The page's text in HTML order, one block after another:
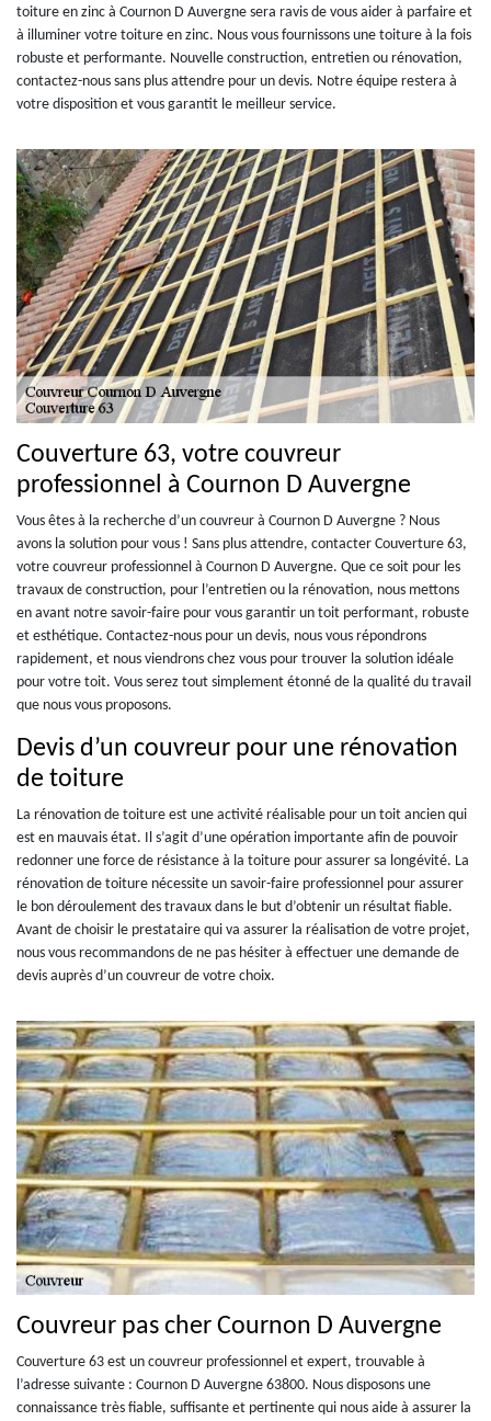
toiture en zinc à Cournon D Auvergne sera ravis de vous aider à parfaire et
à illuminer votre toiture en zinc. Nous vous fournissons une toiture à la fois
robuste et performante. Nouvelle construction, entretien ou rénovation,
contactez-nous sans plus attendre pour un devis. Notre équipe restera à
votre disposition et vous garantit le meilleur service.
Couverture 63, votre couvreur
professionnel à Cournon D Auvergne
Vous êtes à la recherche d’un couvreur à Cournon D Auvergne ? Nous
avons la solution pour vous ! Sans plus attendre, contacter Couverture 63,
votre couvreur professionnel à Cournon D Auvergne. Que ce soit pour les
travaux de construction, pour l’entretien ou la rénovation, nous mettons
en avant notre savoir-faire pour vous garantir un toit performant, robuste
et esthétique. Contactez-nous pour un devis, nous vous répondrons
rapidement, et nous viendrons chez vous pour trouver la solution idéale
pour votre toit. Vous serez tout simplement étonné de la qualité du travail
que nous vous proposons.
Devis d’un couvreur pour une rénovation
de toiture
La rénovation de toiture est une activité réalisable pour un toit ancien qui
est en mauvais état. Il s’agit d’une opération importante afin de pouvoir
redonner une force de résistance à la toiture pour assurer sa longévité. La
rénovation de toiture nécessite un savoir-faire professionnel pour assurer
le bon déroulement des travaux dans le but d’obtenir un résultat fiable.
Avant de choisir le prestataire qui va assurer la réalisation de votre projet,
nous vous recommandons de ne pas hésiter à effectuer une demande de
devis auprès d’un couvreur de votre choix.
Couvreur pas cher Cournon D Auvergne
Couverture 63 est un couvreur professionnel et expert, trouvable à
l’adresse suivante : Cournon D Auvergne 63800. Nous disposons une
connaissance très fiable, suffisante et pertinente qui nous aide à assurer la